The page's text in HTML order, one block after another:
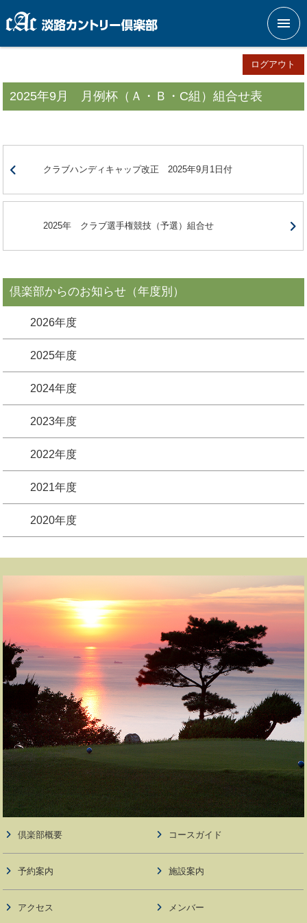
メニ
ログアウト
2025年9月 月例杯（Ａ・Ｂ・C組）組合せ表
クラブハンディキャップ改正 2025年9月1日付
2025年 クラブ選手権競技（予選）組合せ
倶楽部からのお知らせ（年度別）
2026年度
2025年度
2024年度
2023年度
2022年度
2021年度
2020年度
倶楽部概要 コースガイド
予約案内 施設案内
アクセス メンバー